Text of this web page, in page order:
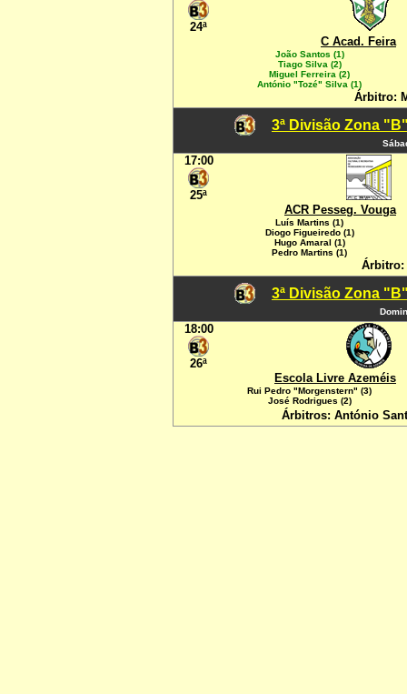
24ª
C Acad. Feira
João Santos (1)
Tiago Silva (2)
Miguel Ferreira (2)
António "Tozé" Silva (1)
Árbitro:
3ª Divisão Zona
17:00
25ª
ACR Pesseg. Vouga
Luís Martins (1)
Diogo Figueiredo (1)
Hugo Amaral (1)
Pedro Martins (1)
Árbitro:
3ª Divisão Zona
18:00
26ª
Escola Livre Azeméis
Rui Pedro "Morgenstern" (3)
José Rodrigues (2)
Árbitros: António